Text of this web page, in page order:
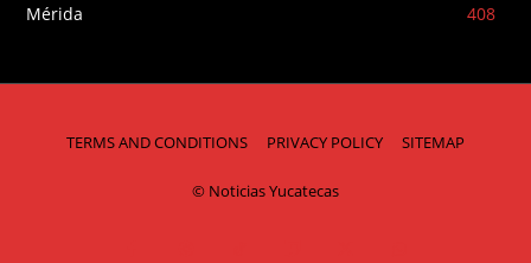
Mérida
408
TERMS AND CONDITIONS PRIVACY POLICY SITEMAP
© Noticias Yucatecas